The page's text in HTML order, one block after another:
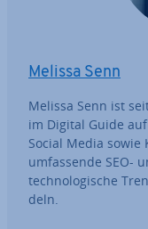
Melissa Senn
Melissa Senn ist
im Digital Guide
Social Media
um­fas­sen­de SEO-
tech­no­lo­gi­sche
deln.